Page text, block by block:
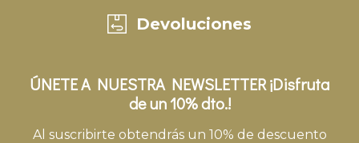
Devoluciones
ÚNETE A NUESTRA NEWSLETTER ¡Disfruta
de un 10% dto.!
Al suscribirte obtendrás un 10% de descuento